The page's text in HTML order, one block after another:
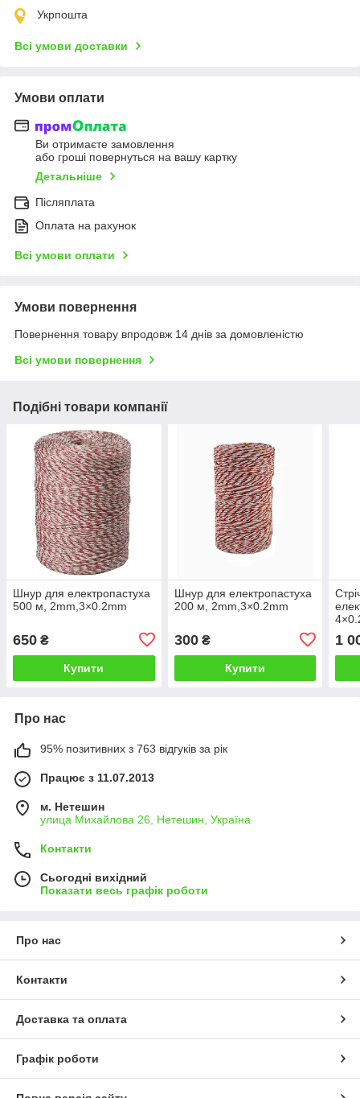
Укрпошта
Всі умови доставки
Умови оплати
Ви отримаєте замовлення
або гроші повернуться на вашу картку
Детальніше
Післяплата
Оплата на рахунок
Всі умови оплати
Умови повернення
Повернення товару впродовж 14 днів за домовленістю
Всі умови повернення
Подібні товари компанії
Шнур для електропастуха
500 м, 2mm,3×0.2mm
650 ₴
Купити
Шнур для електропастуха
200 м, 2mm,3×0.2mm
300₴
Купити
1
Про нас
95% позитивних з 763 відгуків за рік
Працює з 11.07.2013
м. Нетешин
улица Михайлова 26, Нетешин, Україна
Контакти
Сьогодні вихідний
Показати весь графік роботи
Про нас
Контакти
Доставка та оплата
Графік роботи